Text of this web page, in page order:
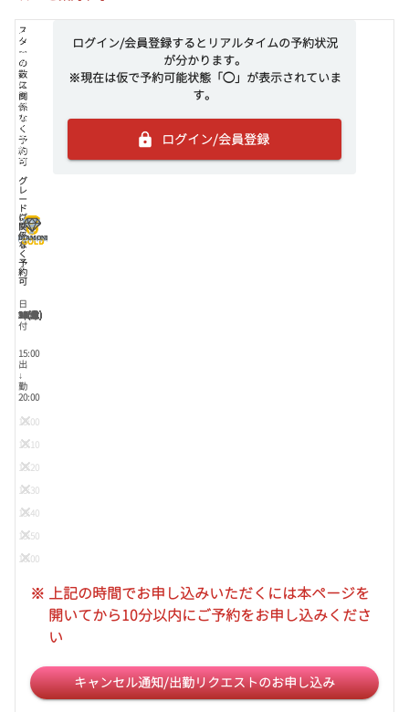
ログイン/会員登録するとリアルタイムの予約状況
が分かります。
※現在は仮で予約可能状態「◯」が表示されていま
す。
ログイン/会員登録
ス
タ
ー
ス
タ
ー
の
数
に
関
係
な
く
予
約
可
ス
タ
ー
1
つ
以
上
で
予
約
可
ス
タ
ー
2
つ
以
上
で
予
約
可
ス
タ
ー
3
つ
以
上
で
予
約
可
グ
レ
ー
ド
グ
レ
ー
ド
に
関
係
な
く
予
約
可
DIAMOND
DIAMOND
DIAMOND
日
付
8(土)
9(日)
10(月)
11(火)
12(水)
13(木)
14(金)
15(土)
16(日)
17(月)
18(火)
19(水)
20(木)
21(金)
22(土)
23(日)
24(月)
出
勤
15:00
↓
20:00
15:00
15:10
15:20
15:30
15:40
15:50
16:00
16:50
17:00
※ 上記の時間でお申し込みいただくには本ページを
開いてから10分以内にご予約をお申し込みくださ
い
キャンセル通知/出勤リクエストのお申し込み